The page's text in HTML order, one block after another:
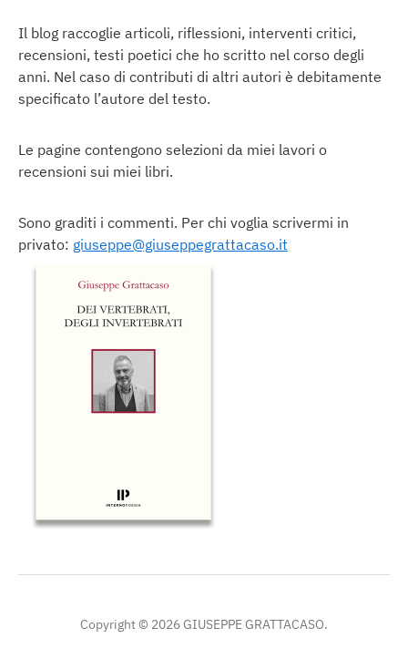
Il blog raccoglie articoli, riflessioni, interventi critici,
recensioni, testi poetici che ho scritto nel corso degli
anni. Nel caso di contributi di altri autori è debitamente
specificato l’autore del testo.
Le pagine contengono selezioni da miei lavori o
recensioni sui miei libri.
Sono graditi i commenti. Per chi voglia scrivermi in
privato: giuseppe@giuseppegrattacaso.it
Copyright © 2026 GIUSEPPE GRATTACASO.